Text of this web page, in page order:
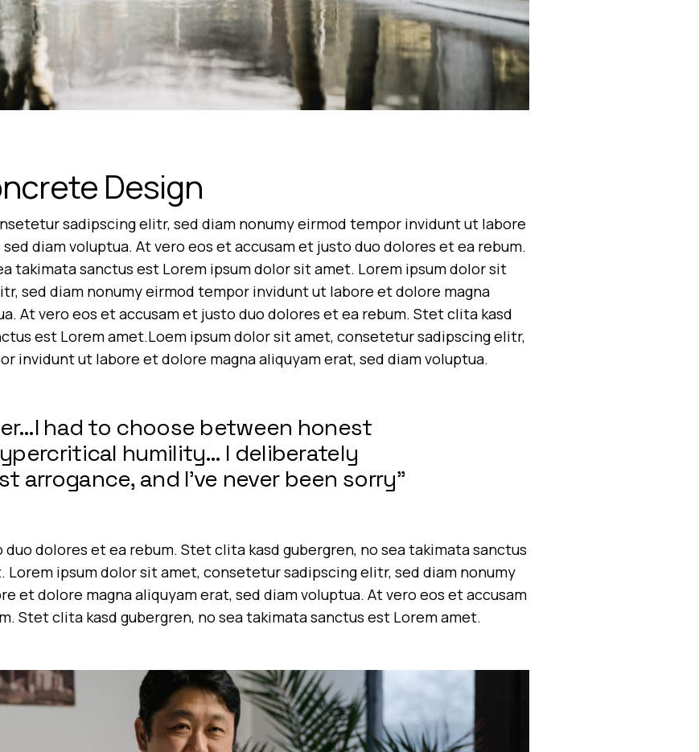
Design
sadipscing elitr, sed diam nonumy eirmod tempor invidunt ut labore
diam voluptua. At vero eos et accusam et justo duo dolores et ea rebum.
takimata sanctus est Lorem ipsum dolor sit amet. Lorem ipsum dolor sit
sed diam nonumy eirmod tempor invidunt ut labore et dolore magna
At vero eos et accusam et justo duo dolores et ea rebum. Stet clita kasd
est Lorem amet.Loem ipsum dolor sit amet, consetetur sadipscing elitr,
invidunt ut labore et dolore magna aliquyam erat, sed diam voluptua.
had to choose between honest
humility… I deliberately
arrogance, and I’ve never been sorry”
dolores et ea rebum. Stet clita kasd gubergren, no sea takimata sanctus
Lorem ipsum dolor sit amet, consetetur sadipscing elitr, sed diam nonumy
et dolore magna aliquyam erat, sed diam voluptua. At vero eos et accusam
Stet clita kasd gubergren, no sea takimata sanctus est Lorem amet.